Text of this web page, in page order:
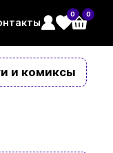
0 0
и комиксы